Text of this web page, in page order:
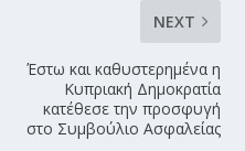
NEXT
Έστω και καθυστερημένα η
Κυπριακή Δημοκρατία
κατέθεσε την προσφυγή
στο Συμβούλιο Ασφαλείας